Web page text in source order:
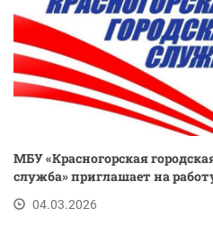
МБУ «Красногорская
служба» приглашает на
04.03.2026